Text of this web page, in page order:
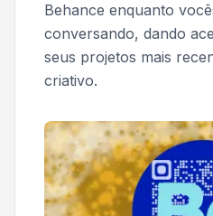
Behance enquanto
conversando, dando
seus projetos mais
criativo.